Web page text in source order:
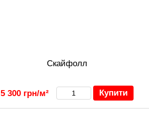
Скайфолл
5 300 грн/м² Купити